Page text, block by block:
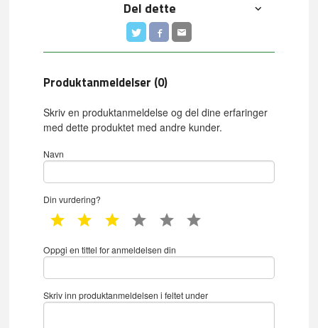
Del dette
Produktanmeldelser (0)
Skriv en produktanmeldelse og del dine erfaringer
med dette produktet med andre kunder.
Navn
Din vurdering?
1 star 2 star 3 star 4 star 5 star
Oppgi en tittel for anmeldelsen din
Skriv inn produktanmeldelsen i feltet under